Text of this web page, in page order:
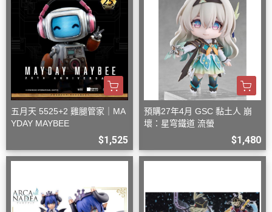
五月天 5525+2 雞腿管家｜MA
YDAY MAYBEE
$1,525
預購27年4月 GSC 黏土人 崩
壞：星穹鐵道 流螢
$1,480